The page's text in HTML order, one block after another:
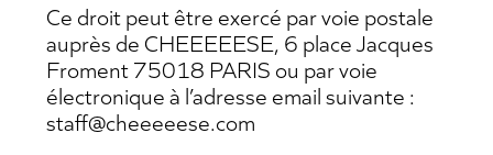
Ce droit peut être exercé par voie postale
auprès de CHEEEEESE, 6 place Jacques
Froment 75018 PARIS ou par voie
électronique à l’adresse email suivante :
staff@cheeeeese.com